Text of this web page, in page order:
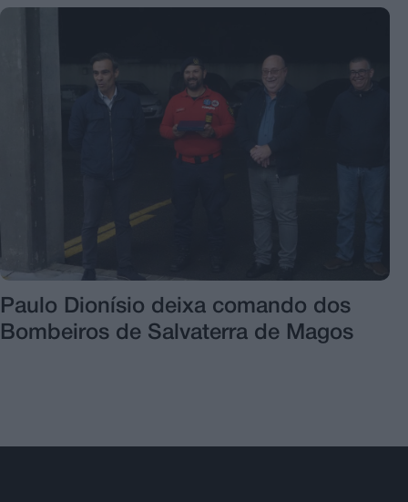
Paulo Dionísio deixa comando dos
Bombeiros de Salvaterra de Magos